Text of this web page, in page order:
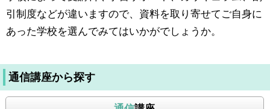
引制度などが違いますので、資料を取り寄せてご自身に
あった学校を選んでみてはいかがでしょうか。
通信講座から探す